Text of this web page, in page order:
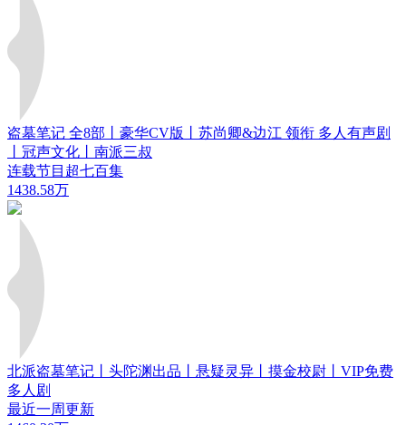
盗墓笔记 全8部丨豪华CV版丨苏尚卿&边江 领衔 多人有声剧
丨冠声文化丨南派三叔
连载节目超七百集
1438.58万
北派盗墓笔记丨头陀渊出品丨悬疑灵异丨摸金校尉丨VIP免费
多人剧
最近一周更新